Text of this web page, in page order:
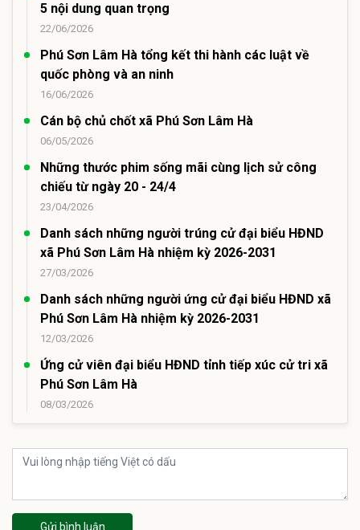
5 nội dung quan trọng
22/06/2026
Phú Sơn Lâm Hà tổng kết thi hành các luật về
quốc phòng và an ninh
16/06/2026
Cán bộ chủ chốt xã Phú Sơn Lâm Hà
06/05/2026
Những thước phim sống mãi cùng lịch sử công
chiếu từ ngày 20 - 24/4
23/04/2026
Danh sách những người trúng cử đại biểu HĐND
xã Phú Sơn Lâm Hà nhiệm kỳ 2026-2031
27/03/2026
Danh sách những người ứng cử đại biểu HĐND xã
Phú Sơn Lâm Hà nhiệm kỳ 2026-2031
12/03/2026
Ứng cử viên đại biểu HĐND tỉnh tiếp xúc cử tri xã
Phú Sơn Lâm Hà
08/03/2026
Gửi bình luận